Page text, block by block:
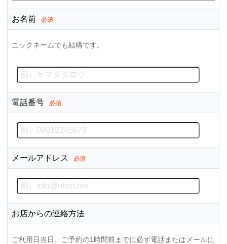
お名前 必須
ニックネームでも結構です。
電話番号 必須
メールアドレス 必須
お店からの連絡方法
ご利用日当日、ご予約の1時間前までに必ず電話またはメールに